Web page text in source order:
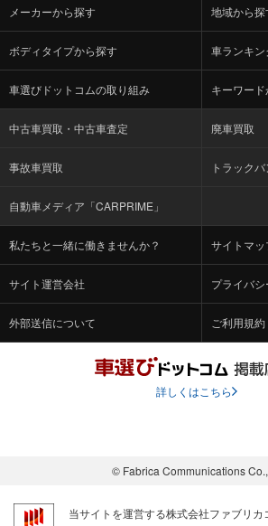
メーカーから探す 地域から探
ボディタイプから探す 車ランキ
車選びドットコムの取り組み キーワー
中古車買取・中古車査定 廃車買取
事故車買取 トラックバ
自動車メディア「CARPRIME」
私たちと一緒に働きませんか？ サイトマッ
サイト運営会社 プライバ
外部送信について ご利用規約
詳しくはこちら
© Fabrica Communications
当サイトを運営する株式会社ファブリ